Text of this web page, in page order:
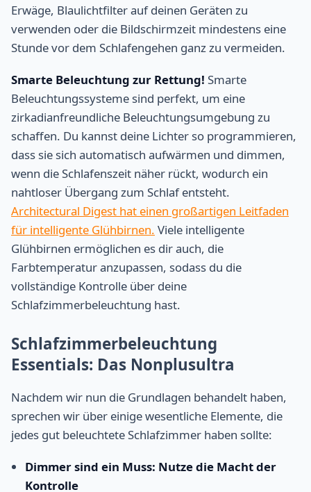
Erwäge, Blaulichtfilter auf deinen Geräten zu
verwenden oder die Bildschirmzeit mindestens eine
Stunde vor dem Schlafengehen ganz zu vermeiden.
Smarte Beleuchtung zur Rettung! Smarte
Beleuchtungssysteme sind perfekt, um eine
zirkadianfreundliche Beleuchtungsumgebung zu
schaffen. Du kannst deine Lichter so programmieren,
dass sie sich automatisch aufwärmen und dimmen,
wenn die Schlafenszeit näher rückt, wodurch ein
nahtloser Übergang zum Schlaf entsteht.
Architectural Digest hat einen großartigen Leitfaden
für intelligente Glühbirnen. Viele intelligente
Glühbirnen ermöglichen es dir auch, die
Farbtemperatur anzupassen, sodass du die
vollständige Kontrolle über deine
Schlafzimmerbeleuchtung hast.
Schlafzimmerbeleuchtung
Essentials: Das Nonplusultra
Nachdem wir nun die Grundlagen behandelt haben,
sprechen wir über einige wesentliche Elemente, die
jedes gut beleuchtete Schlafzimmer haben sollte:
Dimmer sind ein Muss: Nutze die Macht der
Kontrolle